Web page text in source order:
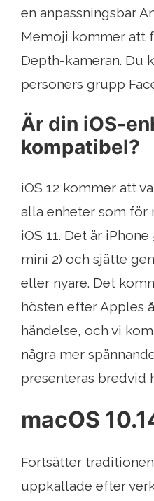
en anpassningsbar
Memoji kommer att
Depth-kameran. Du
personers grupp
Är din iOS-
kompatibel?
iOS 12 kommer att
alla enheter som för
iOS 11. Det är
mini 2) och sjätte
eller nyare. Det
hösten efter Apples
händelse, och vi
några mer
presenteras bredvid
macOS
Fortsätter
uppkallade efter